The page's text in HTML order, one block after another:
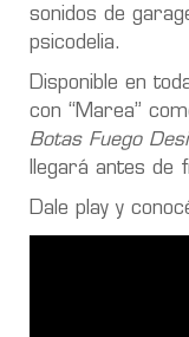
sonidos de
psicodelia.
Disponible en
con “Marea”
Botas Fuego
llegará antes de
Dale play y